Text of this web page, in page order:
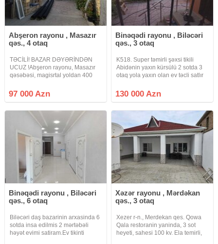
Abşeron rayonu , Masazır
qəs., 4 otaq
TƏCİLİ! BAZAR DƏYƏRİNDƏN
UCUZ !Abşeron rayonu, Masazır
qəsəbəsi, magisrtal yoldan 400
supermarket"in 500 metr
arxasında, Ruzu mağazasının
97 000 Azn
Binəqədi rayonu , Biləcəri
qəs., 3 otaq
K518. Super təmirli şəxsi tikili
Abidənin yaxın kürsülü 2 sotda 3
otaq yola yaxın olan ev təcli satlır
vaxt baxmaq olar ciraq əmlak
kanalına abunə olun bütün
130 000 Azn
Binəqədi rayonu , Biləcəri
qəs., 6 otaq
Biləcəri daş bazarinin arxasinda 6
sotda insa edilmis 2 mərtəbəli
həyət evimi satiram.Ev tikinti
Xəzər rayonu , Mərdəkan
qəs., 3 otaq
Xezer r-n., Merdekan qes. Qowa
Qala restoranin yaninda, 3 sot
heyeti, sahesi 100 kv. Ela temirli,